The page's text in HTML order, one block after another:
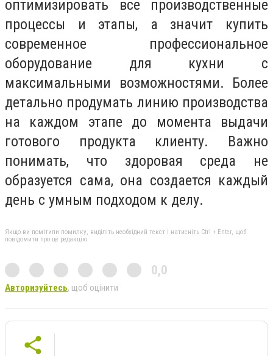
оптимизировать все производственные
процессы и этапы, а значит купить
современное профессиональное
оборудование для кухни с
максимальными возможностями. Более
детально продумать линию производства
на каждом этапе до момента выдачи
готового продукта клиенту. Важно
понимать, что здоровая среда не
образуется сама, она создается каждый
день с умным подходом к делу.
Якщо ви помітили помилку, виділіть необхідний текст і натисніть Ctrl + Enter, щоб
повідомити про це редакцію
0,0
Авторизуйтесь, щоб оцінити